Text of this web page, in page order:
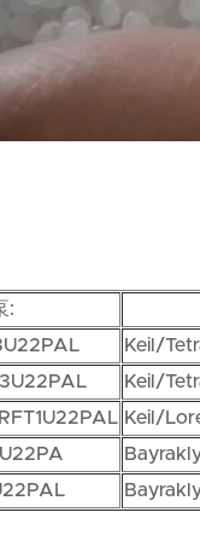
:
Keil/
Keil/
Keil/